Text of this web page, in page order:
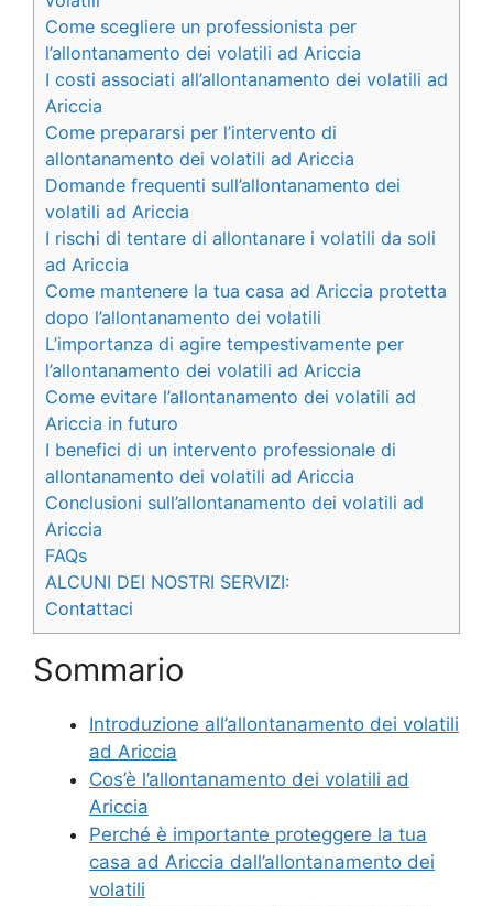
Come scegliere un professionista per
l’allontanamento dei volatili ad Ariccia
I costi associati all’allontanamento dei volatili ad
Ariccia
Come prepararsi per l’intervento di
allontanamento dei volatili ad Ariccia
Domande frequenti sull’allontanamento dei
volatili ad Ariccia
I rischi di tentare di allontanare i volatili da soli
ad Ariccia
Come mantenere la tua casa ad Ariccia protetta
dopo l’allontanamento dei volatili
L’importanza di agire tempestivamente per
l’allontanamento dei volatili ad Ariccia
Come evitare l’allontanamento dei volatili ad
Ariccia in futuro
I benefici di un intervento professionale di
allontanamento dei volatili ad Ariccia
Conclusioni sull’allontanamento dei volatili ad
Ariccia
FAQs
ALCUNI DEI NOSTRI SERVIZI:
Contattaci
Sommario
Introduzione all’allontanamento dei volatili
ad Ariccia
Cos’è l’allontanamento dei volatili ad
Ariccia
Perché è importante proteggere la tua
casa ad Ariccia dall’allontanamento dei
volatili